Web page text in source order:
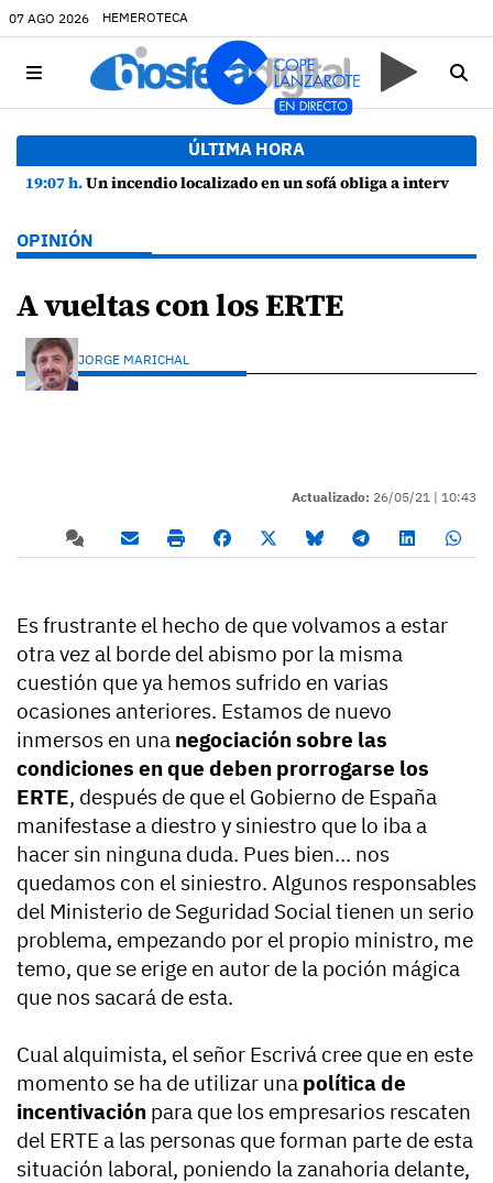
07 AGO 2026 HEMEROTECA
ÚLTIMA HORA
19:07 h.Un incendio localizado en un sofá obliga a intervenir en una vivienda de Playa Honda
OPINIÓN
A vueltas con los ERTE
JORGE MARICHAL
Actualizado: 26/05/21 | 10:43
Es frustrante el hecho de que volvamos a estar
otra vez al borde del abismo por la misma
cuestión que ya hemos sufrido en varias
ocasiones anteriores. Estamos de nuevo
inmersos en una negociación sobre las
condiciones en que deben prorrogarse los
ERTE, después de que el Gobierno de España
manifestase a diestro y siniestro que lo iba a
hacer sin ninguna duda. Pues bien… nos
quedamos con el siniestro. Algunos responsables
del Ministerio de Seguridad Social tienen un serio
problema, empezando por el propio ministro, me
temo, que se erige en autor de la poción mágica
que nos sacará de esta.
Cual alquimista, el señor Escrivá cree que en este
momento se ha de utilizar una política de
incentivación para que los empresarios rescaten
del ERTE a las personas que forman parte de esta
situación laboral, poniendo la zanahoria delante,